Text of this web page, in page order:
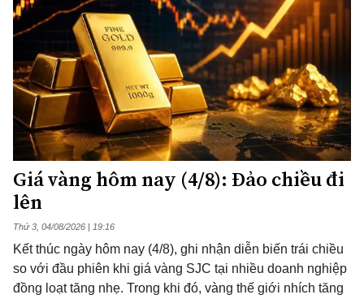
Giá vàng hôm nay (4/8): Đảo chiều đi
lên
Thứ 3, 04/08/2026 | 19:16
Kết thúc ngày hôm nay (4/8), ghi nhận diễn biến trái chiều
so với đầu phiên khi giá vàng SJC tại nhiều doanh nghiệp
đồng loạt tăng nhẹ. Trong khi đó, vàng thế giới nhích tăng